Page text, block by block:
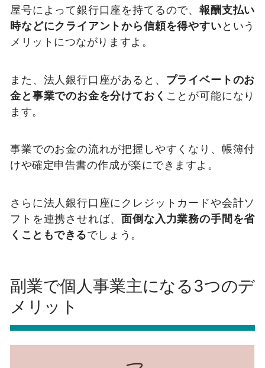
屋号によって銀行口座を持てるので、報酬支払い
時などにクライアントから信頼を得やすいという
メリットにつながりますよ。
また、法人銀行口座があると、 プライベートのお
金と事業でのお金を分けておく ことが可能になり
ます。
事業でのお金の流れが把握しやすくなり、帳簿付
けや確定申告書の作成が楽にできますよ。
さらに法人銀行口座にクレジットカードや会計ソ
フトを連携させれば、面倒な入力業務の手間を省
くこともできるでしょう。
副業で個人事業主になる3つのデ
メリット